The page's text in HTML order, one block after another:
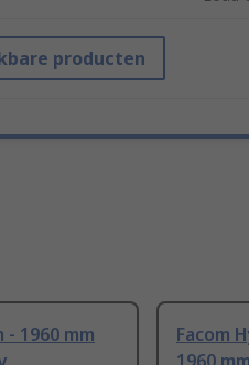
producten
- 1960 mm
Facom